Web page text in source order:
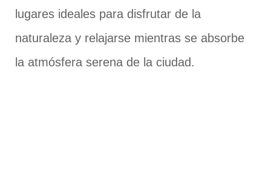
lugares ideales para disfrutar de la
naturaleza y relajarse mientras se absorbe
la atmósfera serena de la ciudad.